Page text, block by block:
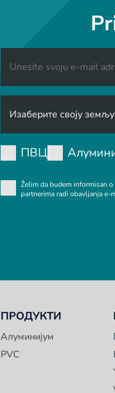
ПВЦ
Želim da budem informisan
partnerima radi obavljanja e-
ПРОДУКТИ
Алуминијум
PVC